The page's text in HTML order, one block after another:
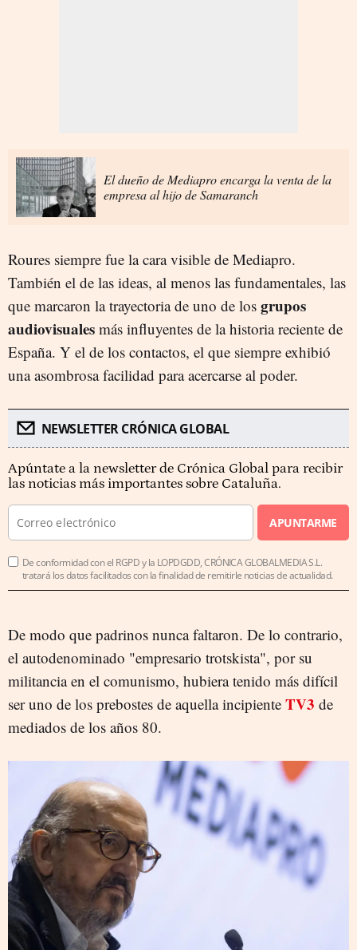
El dueño de Mediapro encarga la venta de la
empresa al hijo de Samaranch
Roures siempre fue la cara visible de Mediapro.
También el de las ideas, al menos las fundamentales, las
que marcaron la trayectoria de uno de los grupos
audiovisuales más influyentes de la historia reciente de
España. Y el de los contactos, el que siempre exhibió
una asombrosa facilidad para acercarse al poder.
NEWSLETTER CRÓNICA GLOBAL
Apúntate a la newsletter de Crónica Global para recibir
las noticias más importantes sobre Cataluña.
APUNTARME
De conformidad con el RGPD y la LOPDGDD, CRÓNICA GLOBALMEDIA S.L.
tratará los datos facilitados con la finalidad de remitirle noticias de actualidad.
De modo que padrinos nunca faltaron. De lo contrario,
el autodenominado "empresario trotskista", por su
militancia en el comunismo, hubiera tenido más difícil
ser uno de los prebostes de aquella incipiente TV3 de
mediados de los años 80.